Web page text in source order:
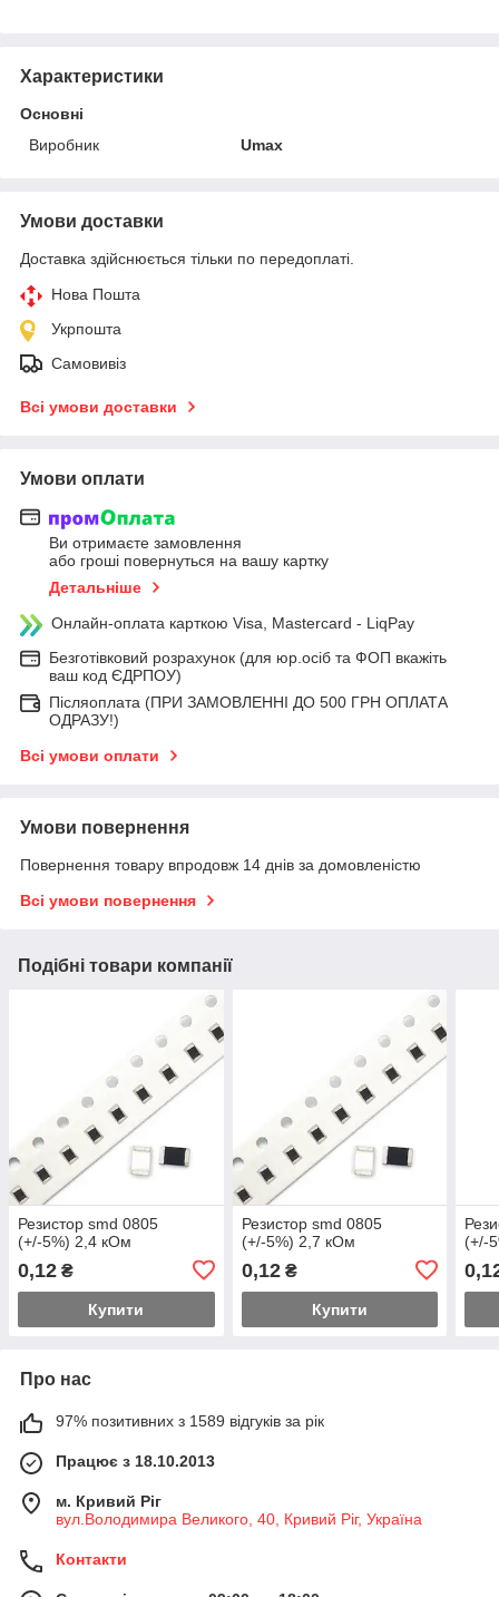
Характеристики
Основні
Виробник
Umax
Умови доставки
Доставка здійснюється тільки по передоплаті.
Нова Пошта
Укрпошта
Самовивіз
Всі умови доставки
Умови оплати
Ви отримаєте замовлення
або гроші повернуться на вашу картку
Детальніше
Онлайн-оплата карткою Visa, Mastercard - LiqPay
Безготівковий розрахунок (для юр.осіб та ФОП вкажіть
ваш код ЄДРПОУ)
Післяоплата (ПРИ ЗАМОВЛЕННІ ДО 500 ГРН ОПЛАТА
ОДРАЗУ!)
Всі умови оплати
Умови повернення
Повернення товару впродовж 14 днів за домовленістю
Всі умови повернення
Подібні товари компанії
Резистор smd 0805
(+/-5%) 2,4 кОм
0,12 ₴
Купити
Резистор smd 0805
(+/-5%) 2,7 кОм
0,12₴
Купити
(+/-
Про нас
97% позитивних з 1589 відгуків за рік
Працює з 18.10.2013
м. Кривий Ріг
вул.Володимира Великого, 40, Кривий Ріг, Україна
Контакти